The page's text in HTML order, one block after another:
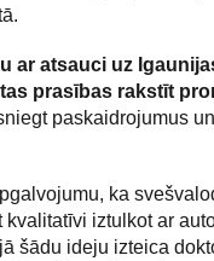
ar atsauci uz
prasības rakstīt
paskaidrojumus un
ka
iztulkot ar
šādu ideju izteica